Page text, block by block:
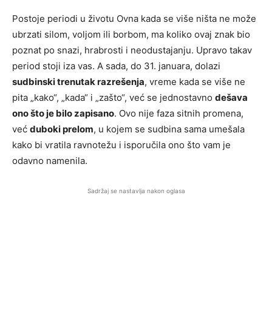
Postoje periodi u životu Ovna kada se više ništa ne može
ubrzati silom, voljom ili borbom, ma koliko ovaj znak bio
poznat po snazi, hrabrosti i neodustajanju. Upravo takav
period stoji iza vas. A sada, do 31. januara, dolazi
sudbinski trenutak razrešenja, vreme kada se više ne
pita „kako“, „kada“ i „zašto“, već se jednostavno dešava
ono što je bilo zapisano. Ovo nije faza sitnih promena,
već duboki prelom, u kojem se sudbina sama umešala
kako bi vratila ravnotežu i isporučila ono što vam je
odavno namenila.
Sadržaj se nastavlja nakon oglasa